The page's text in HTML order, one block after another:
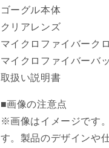
ゴーグル本体
クリアレンズ
マイクロファイバーク
マイクロファイバーバ
取扱い説明書
■画像の注意点
※画像はイメージです
す。製品のデザインや